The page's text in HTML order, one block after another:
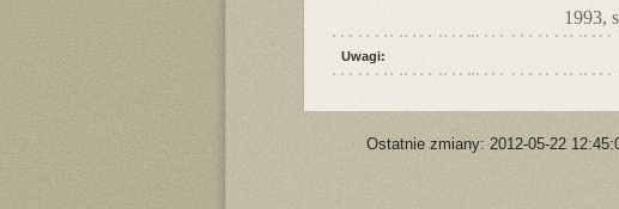
1993,
Uwagi:
Ostatnie zmiany: 2012-05-22